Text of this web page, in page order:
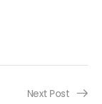
Next Post